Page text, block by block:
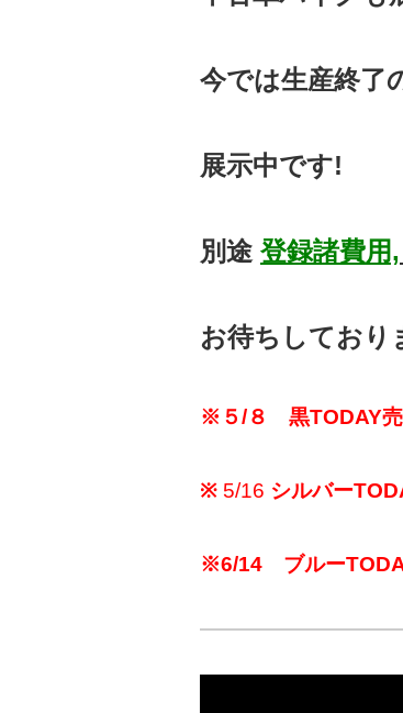
今では生産終了
展示中です!
別途 登録諸費用,
お待ちしており
※５/８ 黒TODAY売
※ 5/16 シルバー
※6/14 ブルー